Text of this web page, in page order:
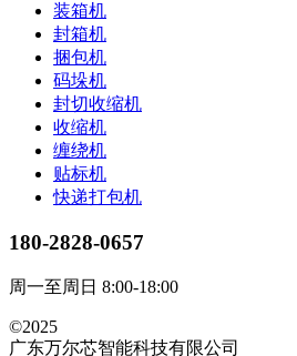
装箱机
封箱机
捆包机
码垛机
封切收缩机
收缩机
缠绕机
贴标机
快递打包机
180-2828-0657
周一至周日 8:00-18:00
©2025
广东万尔芯智能科技有限公司